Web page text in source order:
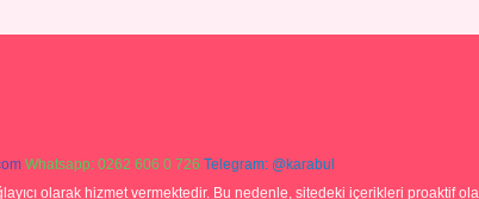
Whatsapp: 0262 606 0 726 Telegram: @karabul
olarak hizmet vermektedir. Bu nedenle, sitedeki içerikleri proaktif